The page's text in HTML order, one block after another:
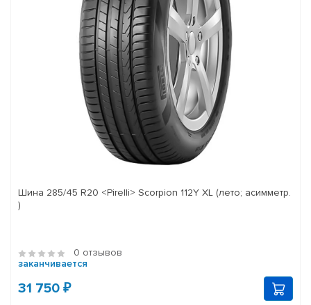
Шина 285/45 R20 <Pirelli> Scorpion 112Y XL (лето; асимметр.
)
0 отзывов
заканчивается
31 750 ₽